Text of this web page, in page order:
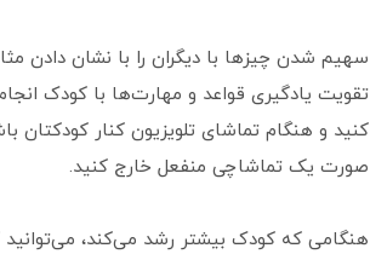
سهیم شدن چیزها با دیگران را با نشان دادن
تقویت یادگیری قواعد و مهارت‌ها با کودک
کنید و هنگام تماشای تلویزیون کنار کودکتان
صورت یک تماشاچی منفعل خارج کنید.
هنگامی که کودک بیشتر رشد می‌کند،